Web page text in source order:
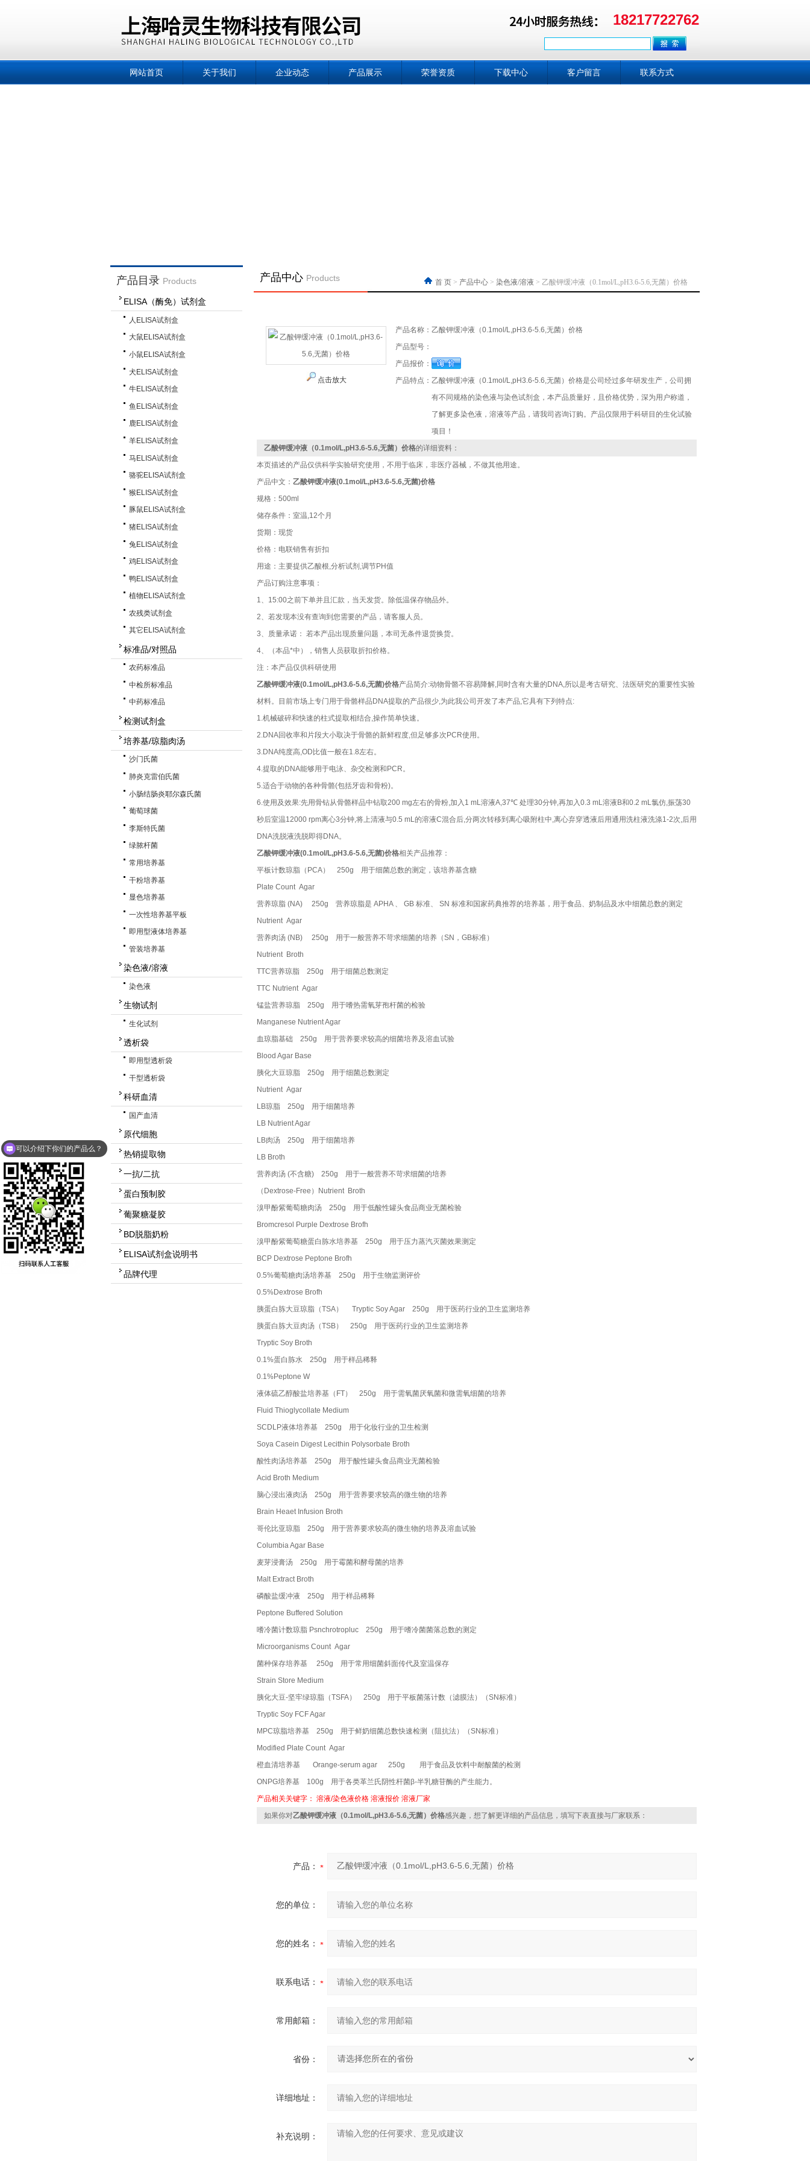
18217722762
网站首页 关于我们 企业动态 产品展示 荣誉资质 下载中心 客户留言 联系方式
产品目录 Products
ELISA（酶免）试剂盒
人ELISA试剂盒
大鼠ELISA试剂盒
小鼠ELISA试剂盒
犬ELISA试剂盒
牛ELISA试剂盒
鱼ELISA试剂盒
鹿ELISA试剂盒
羊ELISA试剂盒
马ELISA试剂盒
骆驼ELISA试剂盒
猴ELISA试剂盒
豚鼠ELISA试剂盒
猪ELISA试剂盒
兔ELISA试剂盒
鸡ELISA试剂盒
鸭ELISA试剂盒
植物ELISA试剂盒
农残类试剂盒
其它ELISA试剂盒
标准品/对照品
农药标准品
中检所标准品
中药标准品
检测试剂盒
培养基/琼脂肉汤
沙门氏菌
肺炎克雷伯氏菌
小肠结肠炎耶尔森氏菌
葡萄球菌
李斯特氏菌
绿脓杆菌
常用培养基
干粉培养基
显色培养基
一次性培养基平板
即用型液体培养基
管装培养基
染色液/溶液
染色液
生物试剂
生化试剂
透析袋
即用型透析袋
干型透析袋
科研血清
国产血清
原代细胞
热销提取物
一抗/二抗
蛋白预制胶
葡聚糖凝胶
BD脱脂奶粉
ELISA试剂盒说明书
品牌代理
产品中心 Products 首 页 > 产品中心 > 染色液/溶液 > 乙酸钾缓冲液（0.1mol/L,pH3.6-5.6,无菌）价格
点击放大
产品名称： 乙酸钾缓冲液（0.1mol/L,pH3.6-5.6,无菌）价格
产品型号：
产品报价：
产品特点： 乙酸钾缓冲液（0.1mol/L,pH3.6-5.6,无菌）价格是公司经过多年研发生产，公司拥
有不同规格的染色液与染色试剂盒，本产品质量好，且价格优势，深为用户称道，
了解更多染色液，溶液等产品，请我司咨询订购。产品仅限用于科研目的生化试验
项目！
乙酸钾缓冲液（0.1mol/L,pH3.6-5.6,无菌）价格的详细资料：
本页描述的产品仅供科学实验研究使用，不用于临床，非医疗器械，不做其他用途。
产品中文： 乙酸钾缓冲液(0.1mol/L,pH3.6-5.6,无菌)价格
规格：500ml
储存条件：室温,12个月
货期：现货
价格：电联销售有折扣
用途：主要提供乙酸根,分析试剂,调节PH值
产品订购注意事项：
1、15:00之前下单并且汇款，当天发货。除低温保存物品外。
2、若发现本没有查询到您需要的产品，请客服人员。
3、质量承诺： 若本产品出现质量问题，本司无条件退货换货。
4、（本品*中），销售人员获取折扣价格。
注：本产品仅供科研使用
乙酸钾缓冲液(0.1mol/L,pH3.6-5.6,无菌)价格产品简介:动物骨骼不容易降解,同时含有大量的DNA,所以是考古研究、法医研究的重要性实验
材料。目前市场上专门用于骨骼样品DNA提取的产品很少,为此我公司开发了本产品,它具有下列特点:
1.机械破碎和快速的柱式提取相结合,操作简单快速。
2.DNA回收率和片段大小取决于骨骼的新鲜程度,但足够多次PCR使用。
3.DNA纯度高,OD比值一般在1.8左右。
4.提取的DNA能够用于电泳、杂交检测和PCR。
5.适合于动物的各种骨骼(包括牙齿和骨粉)。
6.使用及效果:先用骨钻从骨骼样品中钻取200 mg左右的骨粉,加入1 mL溶液A,37℃ 处理30分钟,再加入0.3 mL溶液B和0.2 mL氯仿,振荡30
秒后室温12000 rpm离心3分钟,将上清液与0.5 mL的溶液C混合后,分两次转移到离心吸附柱中,离心弃穿透液后用通用洗柱液洗涤1-2次,后用
DNA洗脱液洗脱即得DNA。
乙酸钾缓冲液(0.1mol/L,pH3.6-5.6,无菌)价格相关产品推荐：
平板计数琼脂（PCA） 250g 用于细菌总数的测定，该培养基含糖
Plate Count Agar
营养琼脂 (NA) 250g 营养琼脂是 APHA 、 GB 标准、 SN 标准和国家药典推荐的培养基，用于食品、奶制品及水中细菌总数的测定
Nutrient Agar
营养肉汤 (NB) 250g 用于一般营养不苛求细菌的培养（SN，GB标准）
Nutrient Broth
TTC营养琼脂 250g 用于细菌总数测定
TTC Nutrient Agar
锰盐营养琼脂 250g 用于嗜热需氧芽孢杆菌的检验
Manganese Nutrient Agar
血琼脂基础 250g 用于营养要求较高的细菌培养及溶血试验
Blood Agar Base
胰化大豆琼脂 250g 用于细菌总数测定
Nutrient Agar
LB琼脂 250g 用于细菌培养
LB Nutrient Agar
LB肉汤 250g 用于细菌培养
LB Broth
营养肉汤 (不含糖) 250g 用于一般营养不苛求细菌的培养
（Dextrose-Free）Nutrient Broth
溴甲酚紫葡萄糖肉汤 250g 用于低酸性罐头食品商业无菌检验
Bromcresol Purple Dextrose Brofh
溴甲酚紫葡萄糖蛋白胨水培养基 250g 用于压力蒸汽灭菌效果测定
BCP Dextrose Peptone Brofh
0.5%葡萄糖肉汤培养基 250g 用于生物监测评价
0.5%Dextrose Brofh
胰蛋白胨大豆琼脂（TSA） Tryptic Soy Agar 250g 用于医药行业的卫生监测培养
胰蛋白胨大豆肉汤（TSB） 250g 用于医药行业的卫生监测培养
Tryptic Soy Broth
0.1%蛋白胨水 250g 用于样品稀释
0.1%Peptone W
液体硫乙醇酸盐培养基（FT） 250g 用于需氧菌厌氧菌和微需氧细菌的培养
Fluid Thioglycollate Medium
SCDLP液体培养基 250g 用于化妆行业的卫生检测
Soya Casein Digest Lecithin Polysorbate Broth
酸性肉汤培养基 250g 用于酸性罐头食品商业无菌检验
Acid Broth Medium
脑心浸出液肉汤 250g 用于营养要求较高的微生物的培养
Brain Heaet Infusion Broth
哥伦比亚琼脂 250g 用于营养要求较高的微生物的培养及溶血试验
Columbia Agar Base
麦芽浸膏汤 250g 用于霉菌和酵母菌的培养
Malt Extract Broth
磷酸盐缓冲液 250g 用于样品稀释
Peptone Buffered Solution
嗜冷菌计数琼脂 Psnchrotropluc 250g 用于嗜冷菌菌落总数的测定
Microorganisms Count Agar
菌种保存培养基 250g 用于常用细菌斜面传代及室温保存
Strain Store Medium
胰化大豆-坚牢绿琼脂（TSFA） 250g 用于平板菌落计数（滤膜法）（SN标准）
Tryptic Soy FCF Agar
MPC琼脂培养基 250g 用于鲜奶细菌总数快速检测（阻抗法）（SN标准）
Modified Plate Count Agar
橙血清培养基 Orange-serum agar 250g 用于食品及饮料中耐酸菌的检测
ONPG培养基 100g 用于各类革兰氏阴性杆菌β-半乳糖苷酶的产生能力。
产品相关关键字： 溶液/染色液价格 溶液报价 溶液厂家
如果你对乙酸钾缓冲液（0.1mol/L,pH3.6-5.6,无菌）价格感兴趣，想了解更详细的产品信息，填写下表直接与厂家联系：
产品：
您的单位：
您的姓名：
联系电话：
常用邮箱：
省份：
详细地址：
补充说明：
你们是怎么收费的呢？